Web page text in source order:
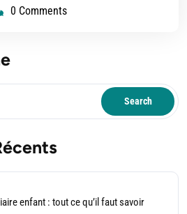
0 Comments
enfant : tout ce qu’il faut savoir